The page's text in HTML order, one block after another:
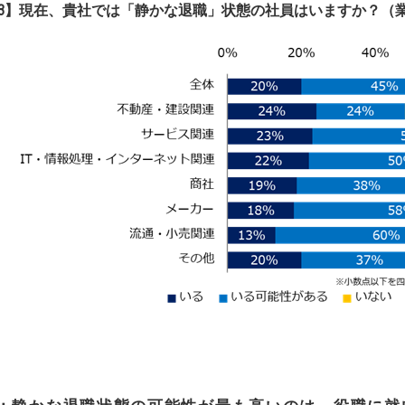
】現在、貴社では「静かな退職」状態の社員はいますか？（